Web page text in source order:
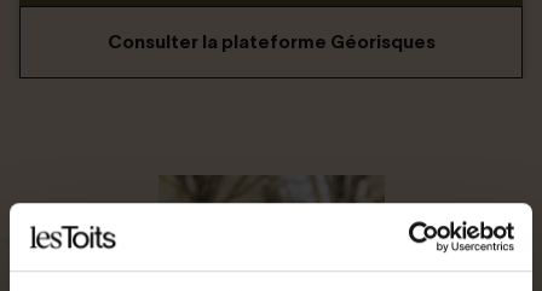
Consulter la plateforme Géorisques